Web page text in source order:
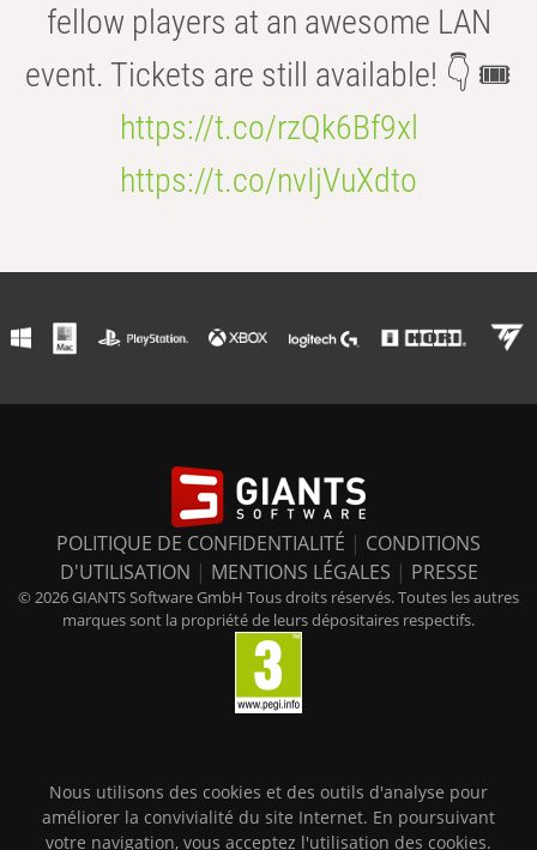
fellow players at an awesome LAN
event. Tickets are still available! 👇 🎟️
https://t.co/rzQk6Bf9xl
https://t.co/nvIjVuXdto
POLITIQUE DE CONFIDENTIALITÉ | CONDITIONS
D'UTILISATION | MENTIONS LÉGALES | PRESSE
© 2026 GIANTS Software GmbH Tous droits réservés. Toutes les autres
marques sont la propriété de leurs dépositaires respectifs.
Nous utilisons des cookies et des outils d'analyse pour
améliorer la convivialité du site Internet. En poursuivant
votre navigation, vous acceptez l'utilisation des cookies.